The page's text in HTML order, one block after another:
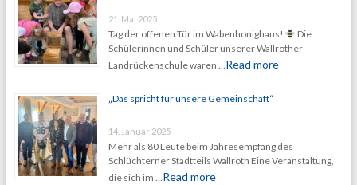
21. Mai 2025
Tag der offenen Tür im Wabenhonighaus!
Die
Schülerinnen und Schüler unserer Wallrother
Landrückenschule waren …Read more
„Das spricht für unsere Gemeinschaft“
14. Januar 2025
Mehr als 80 Leute beim Jahresempfang des
Schlüchterner Stadtteils Wallroth Eine Veranstaltung,
die sich im …Read more